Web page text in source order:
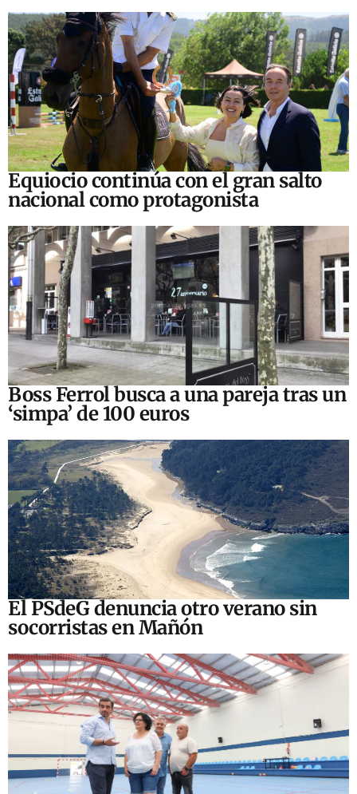
Equiocio continúa con el gran salto
nacional como protagonista
Boss Ferrol busca a una pareja tras un
‘simpa’ de 100 euros
El PSdeG denuncia otro verano sin
socorristas en Mañón